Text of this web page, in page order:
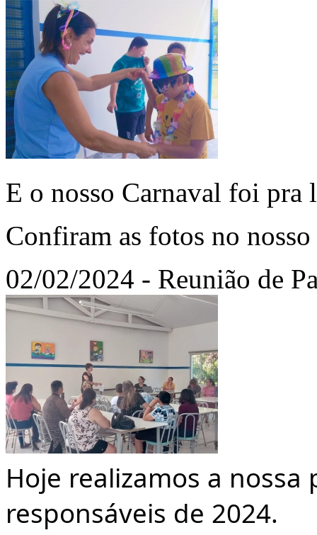
E o nosso Carnaval foi pra
Confiram as fotos no
02/02/2024 - Reunião de
Hoje realizamos a
responsáveis de 2024.